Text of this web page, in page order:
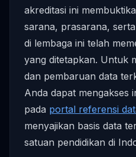
akreditasi ini
sarana, prasarana,
di lembaga ini telah
yang ditetapkan. Untuk
dan pembaruan data
Anda dapat mengakses
pada portal referensi
menyajikan basis data
satuan pendidikan di